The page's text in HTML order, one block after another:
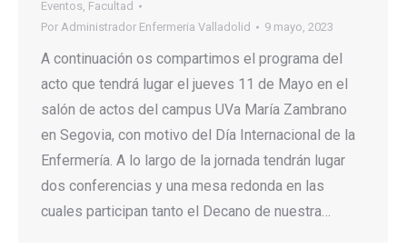
Eventos, Facultad
Por Administrador Enfermeria Valladolid 9 mayo, 2023
A continuación os compartimos el programa del
acto que tendrá lugar el jueves 11 de Mayo en el
salón de actos del campus UVa María Zambrano
en Segovia, con motivo del Día Internacional de la
Enfermería. A lo largo de la jornada tendrán lugar
dos conferencias y una mesa redonda en las
cuales participan tanto el Decano de nuestra…